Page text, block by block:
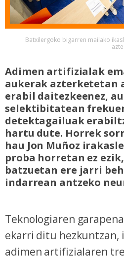
Batxilergoko bigarren mailako
Adimen artifizialak
aukerak azterketetan
erabil daitezkeenez,
selektibitatean
detektagailuak
hartu dute. Horrek
hau Jon Muñoz
proba horretan ez
batzuetan ere jarri
indarrean antzeko
Teknologiaren
ekarri ditu hezkuntzan,
adimen artifizialaren